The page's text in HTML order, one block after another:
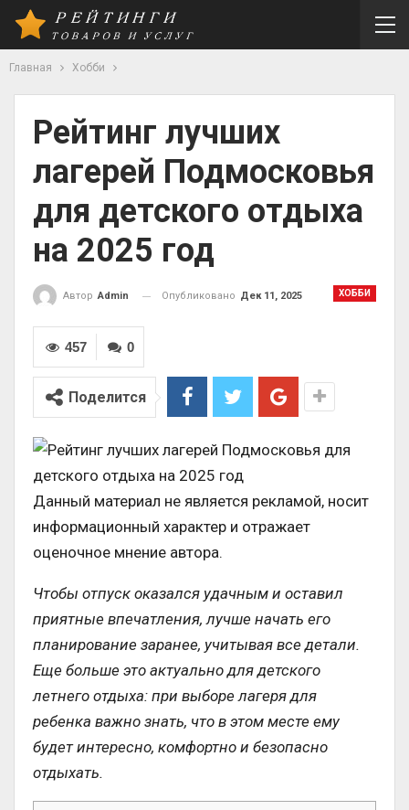
Главная Хобби
Рейтинг лучших
лагерей Подмосковья
для детского отдыха
на 2025 год
ХОББИ
Автор Admin Опубликовано Дек 11, 2025
0
457
Поделится
Данный материал не является рекламой, носит
информационный характер и отражает
оценочное мнение автора.
Чтобы отпуск оказался удачным и оставил
приятные впечатления, лучше начать его
планирование заранее, учитывая все детали.
Еще больше это актуально для детского
летнего отдыха: при выборе лагеря для
ребенка важно знать, что в этом месте ему
будет интересно, комфортно и безопасно
отдыхать.